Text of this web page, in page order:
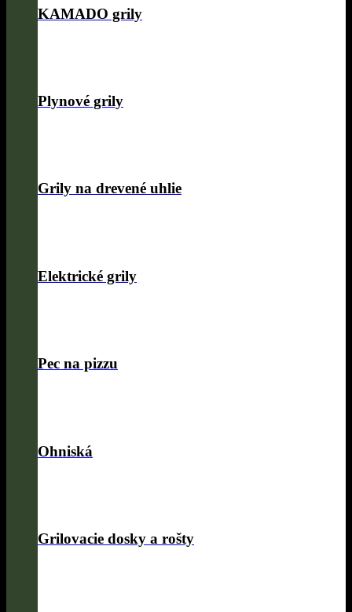
KAMADO grily
Plynové grily
Grily na drevené uhlie
Elektrické grily
Pec na pizzu
Ohniská
Grilovacie dosky a rošty